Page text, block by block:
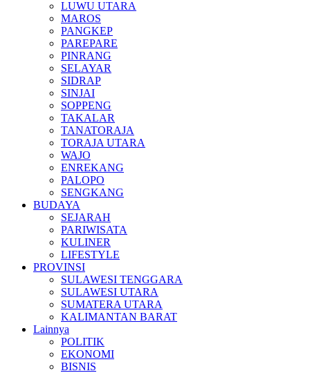
LUWU UTARA
MAROS
PANGKEP
PAREPARE
PINRANG
SELAYAR
SIDRAP
SINJAI
SOPPENG
TAKALAR
TANATORAJA
TORAJA UTARA
WAJO
ENREKANG
PALOPO
SENGKANG
BUDAYA
SEJARAH
PARIWISATA
KULINER
LIFESTYLE
PROVINSI
SULAWESI TENGGARA
SULAWESI UTARA
SUMATERA UTARA
KALIMANTAN BARAT
Lainnya
POLITIK
EKONOMI
BISNIS